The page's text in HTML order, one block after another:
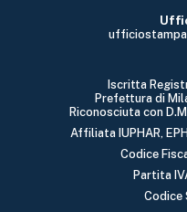
Iscritta
Prefettura di
Riconosciuta con
Affiliata IUPHAR,
Codice
Partita
Codice